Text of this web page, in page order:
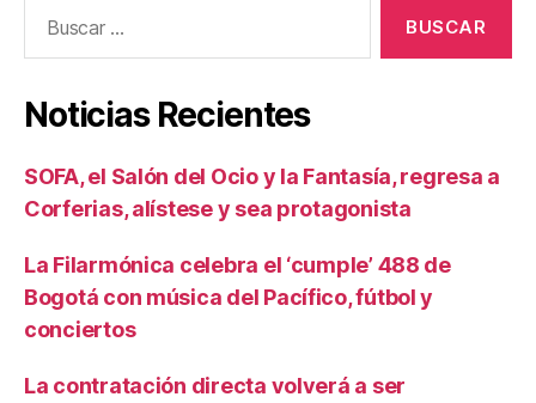
Noticias Recientes
SOFA, el Salón del Ocio y la Fantasía, regresa a
Corferias, alístese y sea protagonista
La Filarmónica celebra el ‘cumple’ 488 de
Bogotá con música del Pacífico, fútbol y
conciertos
La contratación directa volverá a ser